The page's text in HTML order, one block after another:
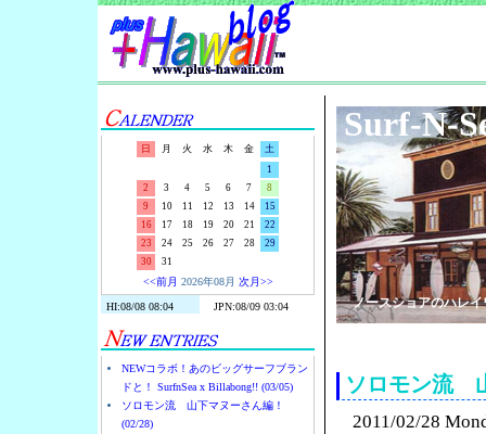
日 月 火 水 木 金
土
1
2
3 4 5 6 7
8
9
10 11 12 13 14
15
16
17 18 19 20 21
22
23
24 25 26 27 28
29
30
31
<<前月 2026年08月 次月>>
NEWコラボ！あのビッグサーフブラン
ドと！ SurfnSea x Billabong!! (03/05)
ソロモン流 山下マヌーさん編！
(02/28)
Surf-N-
ノースショアのハレ
ソロモン流
2011/02/28